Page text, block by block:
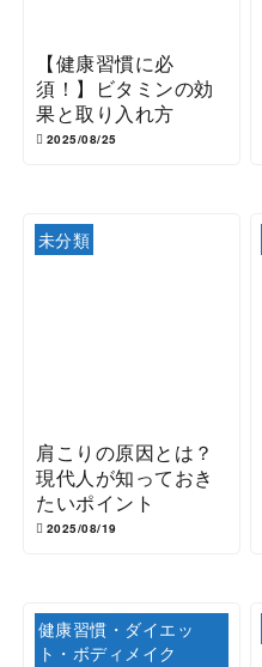
【健康習慣に必
須！】ビタミンの効
果と取り入れ方
2025/08/25
未分類
肩こりの原因とは？
現代人が知っておき
たいポイント
2025/08/19
健康習慣・ダイエッ
ト・ボディメイク